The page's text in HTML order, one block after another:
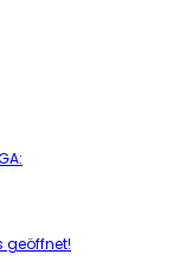
geöffnet!